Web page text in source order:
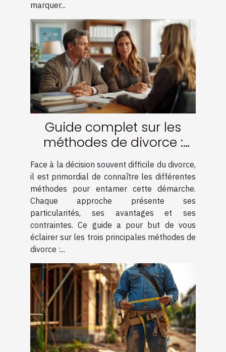
marquer...
Guide complet sur les
méthodes de divorce :
amiable, médiation et
contentieux
Face à la décision souvent difficile du divorce,
il est primordial de connaître les différentes
méthodes pour entamer cette démarche.
Chaque approche présente ses
particularités, ses avantages et ses
contraintes. Ce guide a pour but de vous
éclairer sur les trois principales méthodes de
divorce :...